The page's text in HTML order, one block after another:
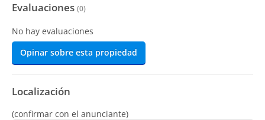
Evaluaciones (0)
No hay evaluaciones
Opinar sobre esta propiedad
Localización
(confirmar con el anunciante)